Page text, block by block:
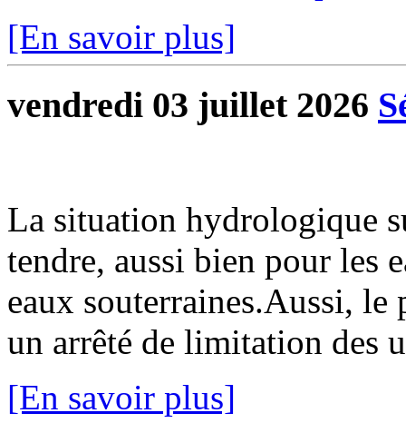
[En savoir plus]
vendredi 03 juillet 2026
La situation hydrologique
tendre, aussi bien pour les
eaux souterraines.Aussi, le
un arrêté de limitation des
[En savoir plus]